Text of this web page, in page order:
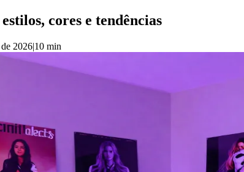
cores e tendências
2026|10 min